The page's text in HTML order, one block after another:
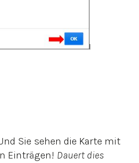
Sie sehen die Karte mit
Einträgen! Dauert dies